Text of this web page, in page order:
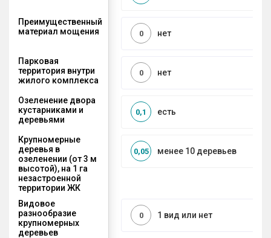
Преимущественный
материал мощения
нет
0
Парковая
территория внутри
жилого комплекса
нет
0
Озеленение двора
кустарниками и
деревьями
есть
0,1
Крупномерные
деревья в
озеленении (от 3 м
высотой), на 1 га
незастроенной
территории ЖК
менее 10 деревьев
0,05
Видовое
разнообразие
крупномерных
деревьев
1 вид или нет
0